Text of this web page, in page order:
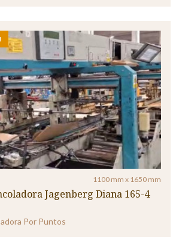
1100 mm x 1650 mm
Jagenberg Diana 165-4
Por Puntos